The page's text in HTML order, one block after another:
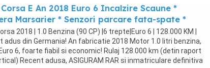
E An 2018 Euro 6 Incalzire Scaune *
Marsarier * Senzori parcare fata-spate *
2018 | 1.0 Benzina (90 CP) |6 trepte|Euro 6 | 128.000 KM |
adus din Germania! An fabricatie 2018 Motor 1.0 litri benzina,
6, foarte fiabil si economic! Rulaj 128.000 km (detin raport
Recent adusa, ASIGURAM RAR si inmatriculare definitiva